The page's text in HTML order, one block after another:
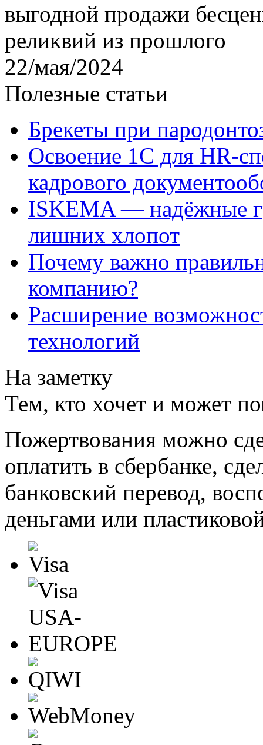
22/мая/2024
Полезные статьи
Брекеты при
Освоение 1С для HR-
кадрового
ISKEMA — надёжные
лишних хлопот
Почему важно
компанию?
Расширение
технологий
На заметку
Тем, кто хочет и может
Пожертвования можно
оплатить в сбербанке,
банковский перевод,
деньгами или